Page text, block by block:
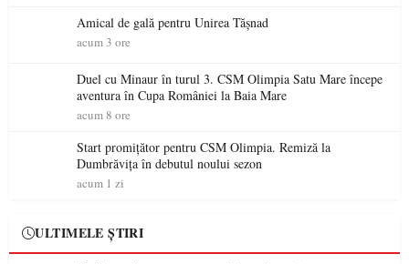
Amical de gală pentru Unirea Tășnad
acum 3 ore
Duel cu Minaur în turul 3. CSM Olimpia Satu Mare începe
aventura în Cupa României la Baia Mare
acum 8 ore
Start promițător pentru CSM Olimpia. Remiză la
Dumbrăvița în debutul noului sezon
acum 1 zi
ULTIMELE ȘTIRI